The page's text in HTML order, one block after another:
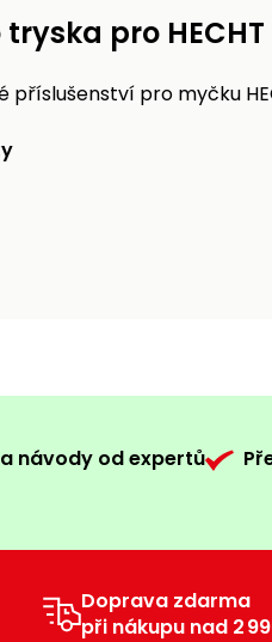
pro HECHT
pro myčku
návody od expertů
Doprava zdarma
při nákupu nad 2